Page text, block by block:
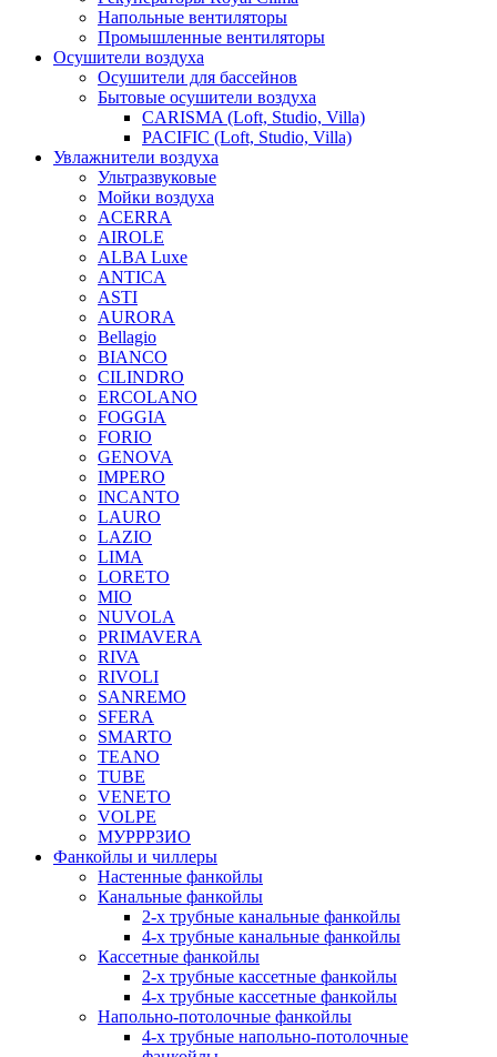
Напольные вентиляторы
Промышленные вентиляторы
Осушители воздуха
Осушители для бассейнов
Бытовые осушители воздуха
CARISMA (Loft, Studio, Villa)
PACIFIC (Loft, Studio, Villa)
Увлажнители воздуха
Ультразвуковые
Мойки воздуха
ACERRA
AIROLE
ALBA Luxe
ANTICA
ASTI
AURORA
Bellagio
BIANCO
CILINDRO
ERCOLANO
FOGGIA
FORIO
GENOVA
IMPERO
INCANTO
LAURO
LAZIO
LIMA
LORETO
MIO
NUVOLA
PRIMAVERA
RIVA
RIVOLI
SANREMO
SFERA
SMARTO
TEANO
TUBE
VENETO
VOLPE
МУРРРЗИО
Фанкойлы и чиллеры
Настенные фанкойлы
Канальные фанкойлы
2-х трубные канальные фанкойлы
4-х трубные канальные фанкойлы
Кассетные фанкойлы
2-х трубные кассетные фанкойлы
4-х трубные кассетные фанкойлы
Напольно-потолочные фанкойлы
4-х трубные напольно-потолочные